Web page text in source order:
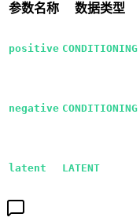
参数名称 数据类型
positive CONDITIONING
negative CONDITIONING
latent LATENT